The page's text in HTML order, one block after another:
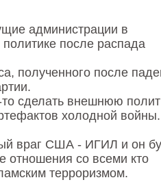
администрации в
после распада
полученного после
сделать внешнюю
холодной войны.
враг США - ИГИЛ и он
отношения со всеми кто
терроризмом.